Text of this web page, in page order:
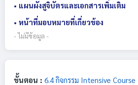
• แผนผังสูจิบัตรและเอกสารเพิ่มเติม
• หน้าที่มอบหมายที่เกี่ยวข้อง
- ไม่มีข้อมูล -
ขั้นตอน : 6.4 กิจกรรม Intensive Course